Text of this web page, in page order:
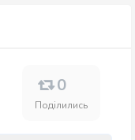
0
Поділились